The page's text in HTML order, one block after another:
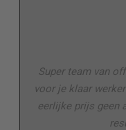
Super team van
voor je klaar
eerlijke prijs geen